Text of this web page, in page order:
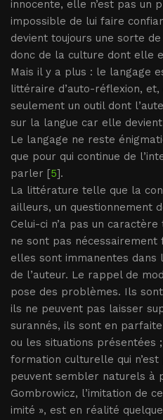
innocente, elle n’est pas un
impossible de lui faire
devient toujours une sorte
donc de la culture dont elle
Mais il y a plus : le langage
littéraire d’auto-réflexion, et,
seulement un outil dont
sur la langue car elle
Le langage ne reste
que pour qui continue de
parler [5].
La littérature telle que la
ailleurs, un questionnement
Celui-ci n’a pas un
ne sont pas
elles sont immanentes dans
de l’auteur. Le rappel de
pose des problèmes. Ils
ils ne peuvent pas laisser
surannés, ils sont en
ou les situations présentées
formation culturelle qui n’est
peuvent sembler naturels à
Gombrowicz, l’imitation de
imité », est en réalité